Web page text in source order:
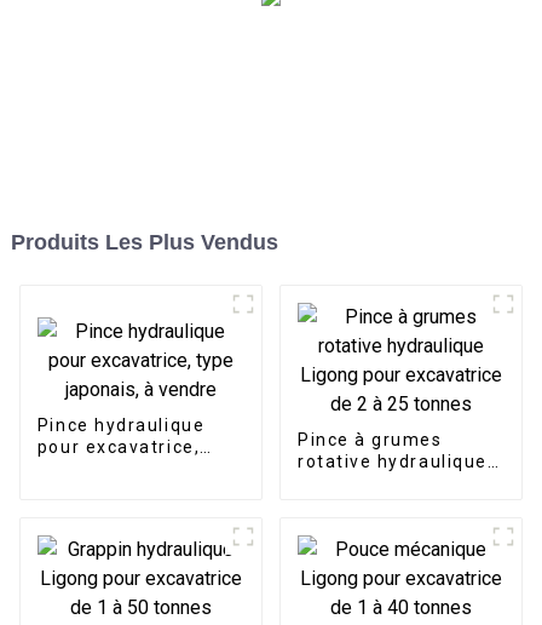
Produits Les Plus Vendus
Pince hydraulique
pour excavatrice,
Pince à grumes
rotative hydraulique